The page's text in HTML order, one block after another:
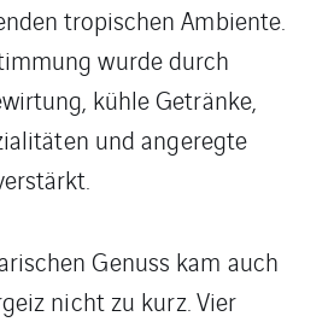
tropischen Ambiente.
wurde durch
kühle Getränke,
und angeregte
Genuss kam auch
nicht zu kurz. Vier